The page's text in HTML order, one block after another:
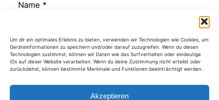
Um dir ein optimales Erlebnis zu bieten, verwenden wir Technologien wie Cookies, um
Geräteinformationen zu speichern und/oder darauf zuzugreifen. Wenn du diesen
Technologien zustimmst, können wir Daten wie das Surfverhalten oder eindeutige
IDs auf dieser Website verarbeiten. Wenn du deine Zustimmung nicht erteilst oder
zurückziehst, können bestimmte Merkmale und Funktionen beeinträchtigt werden.
Akzeptieren
Name *
E-Mail-Adresse*
Website